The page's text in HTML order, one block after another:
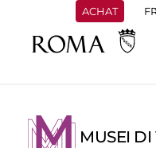
ACHAT
MUSEI